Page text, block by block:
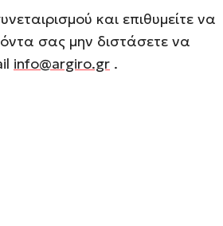
και επιθυμείτε να
σας μην διστάσετε να
info@argiro.gr .